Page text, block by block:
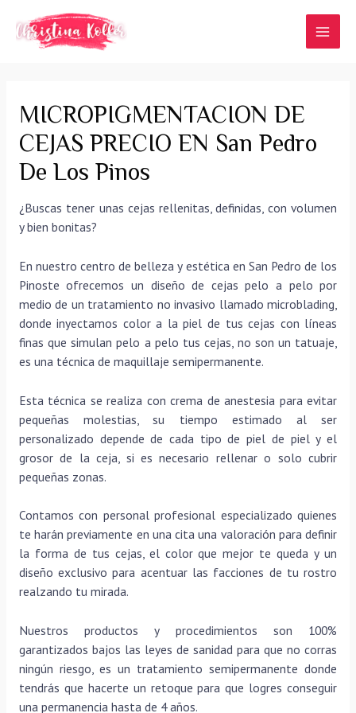
contenido
MICROPIGMENTACION DE
CEJAS PRECIO EN San Pedro
De Los Pinos
¿Buscas tener unas cejas rellenitas, definidas, con volumen
y bien bonitas?
En nuestro centro de belleza y estética en San Pedro de los
Pinoste ofrecemos un diseño de cejas pelo a pelo por
medio de un tratamiento no invasivo llamado microblading,
donde inyectamos color a la piel de tus cejas con líneas
finas que simulan pelo a pelo tus cejas, no son un tatuaje,
es una técnica de maquillaje semipermanente.
Esta técnica se realiza con crema de anestesia para evitar
pequeñas molestias, su tiempo estimado al ser
personalizado depende de cada tipo de piel de piel y el
grosor de la ceja, si es necesario rellenar o solo cubrir
pequeñas zonas.
Contamos con personal profesional especializado quienes
te harán previamente en una cita una valoración para definir
la forma de tus cejas, el color que mejor te queda y un
diseño exclusivo para acentuar las facciones de tu rostro
realzando tu mirada.
Nuestros productos y procedimientos son 100%
garantizados bajos las leyes de sanidad para que no corras
ningún riesgo, es un tratamiento semipermanente donde
tendrás que hacerte un retoque para que logres conseguir
una permanencia hasta de 4 años.